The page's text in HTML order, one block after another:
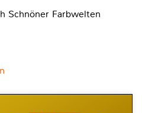
Schnöner Farbwelten